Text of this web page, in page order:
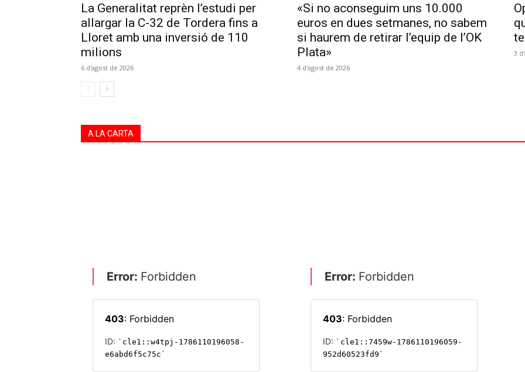
La Generalitat reprèn l’estudi per
allargar la C-32 de Tordera fins a
Lloret amb una inversió de 110
milions
6 d'agost de 2026
«Si no aconseguim uns 10.000
euros en dues setmanes, no sabem
si haurem de retirar l’equip de l’OK
Plata»
4 d'agost de 2026
3
A LA CARTA